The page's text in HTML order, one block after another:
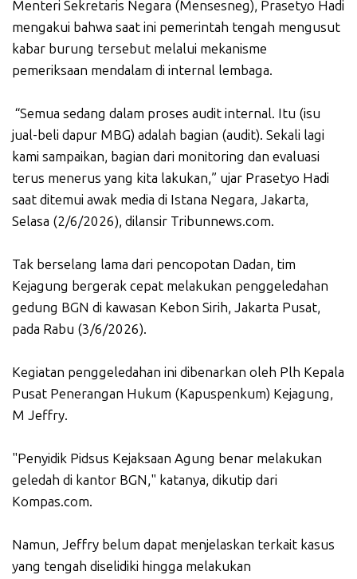
Menteri Sekretaris Negara (Mensesneg), Prasetyo Hadi
mengakui bahwa saat ini pemerintah tengah mengusut
kabar burung tersebut melalui mekanisme
pemeriksaan mendalam di internal lembaga.
“Semua sedang dalam proses audit internal. Itu (isu
jual-beli dapur MBG) adalah bagian (audit). Sekali lagi
kami sampaikan, bagian dari monitoring dan evaluasi
terus menerus yang kita lakukan,” ujar Prasetyo Hadi
saat ditemui awak media di Istana Negara, Jakarta,
Selasa (2/6/2026), dilansir Tribunnews.com.
Tak berselang lama dari pencopotan Dadan, tim
Kejagung bergerak cepat melakukan penggeledahan
gedung BGN di kawasan Kebon Sirih, Jakarta Pusat,
pada Rabu (3/6/2026).
Kegiatan penggeledahan ini dibenarkan oleh Plh Kepala
Pusat Penerangan Hukum (Kapuspenkum) Kejagung,
M Jeffry.
"Penyidik Pidsus Kejaksaan Agung benar melakukan
geledah di kantor BGN," katanya, dikutip dari
Kompas.com.
Namun, Jeffry belum dapat menjelaskan terkait kasus
yang tengah diselidiki hingga melakukan